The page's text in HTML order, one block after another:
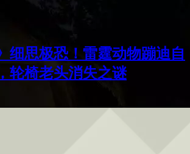
细思极恐！雷霆动物蹦迪自
轮椅老头消失之谜